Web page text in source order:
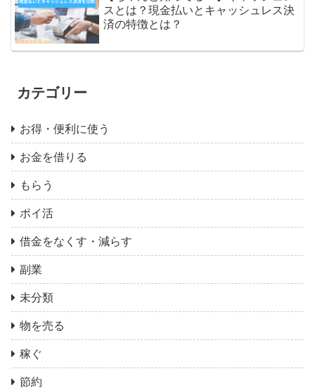
スとは？現金払いとキャッシュレス決
済の特徴とは？
カテゴリー
お得・便利に使う
お金を借りる
もらう
ポイ活
借金をなくす・減らす
副業
未分類
物を売る
稼ぐ
節約